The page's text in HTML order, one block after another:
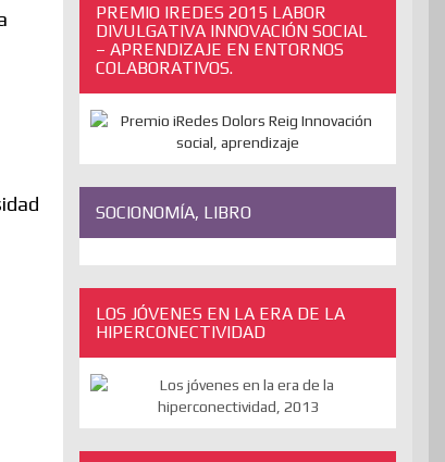
PREMIO IREDES 2015 LABOR
DIVULGATIVA INNOVACIÓN SOCIAL
– APRENDIZAJE EN ENTORNOS
COLABORATIVOS.
SOCIONOMÍA, LIBRO
LOS JÓVENES EN LA ERA DE LA
HIPERCONECTIVIDAD